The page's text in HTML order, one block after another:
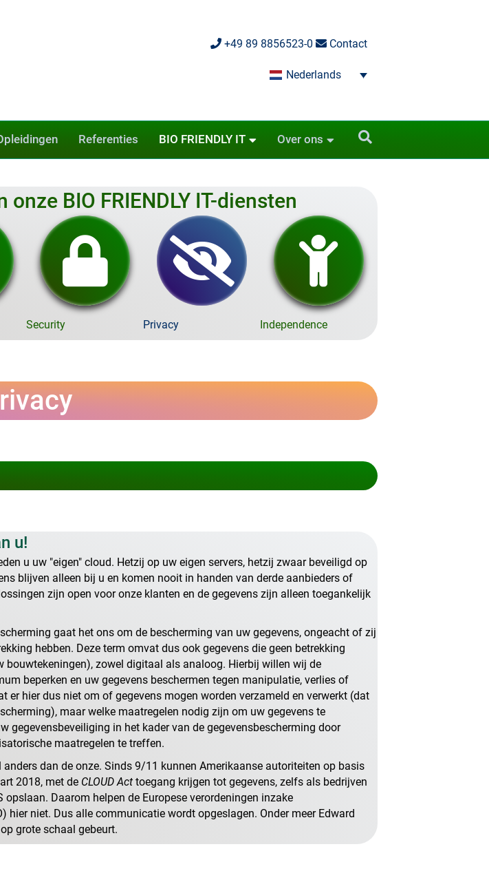
+49 89 8856523-0 Contact
Nederlands
Referenties BIO FRIENDLY IT Over ons
BIO FRIENDLY IT-diensten
Security Privacy Independence
u!
u uw "eigen" cloud. Hetzij op uw eigen servers, hetzij zwaar beveiligd op
blijven alleen bij u en komen nooit in handen van derde aanbieders of
zijn open voor onze klanten en de gegevens zijn alleen toegankelijk
gaat het ons om de bescherming van uw gegevens, ongeacht of zij
hebben. Deze term omvat dus ook gegevens die geen betrekking
bouwtekeningen), zowel digitaal als analoog. Hierbij willen wij de
beperken en uw gegevens beschermen tegen manipulatie, verlies of
er hier dus niet om of gegevens mogen worden verzameld en verwerkt (dat
maar welke maatregelen nodig zijn om uw gegevens te
gegevensbeveiliging in het kader van de gegevensbescherming door
maatregelen te treffen.
dan de onze. Sinds 9/11 kunnen Amerikaanse autoriteiten op basis
2018, met de CLOUD Act toegang krijgen tot gegevens, zelfs als bedrijven
opslaan. Daarom helpen de Europese verordeningen inzake
hier niet. Dus alle communicatie wordt opgeslagen. Onder meer Edward
grote schaal gebeurt.